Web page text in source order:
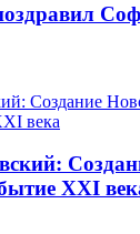
XXI